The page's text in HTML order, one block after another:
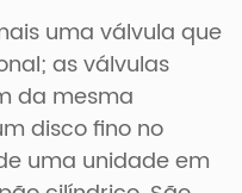
uma válvula que
as válvulas
da mesma
disco fino no
uma unidade em